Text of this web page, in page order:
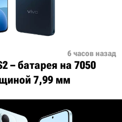
6 часов назад
– батарея на 7050
7,99 мм